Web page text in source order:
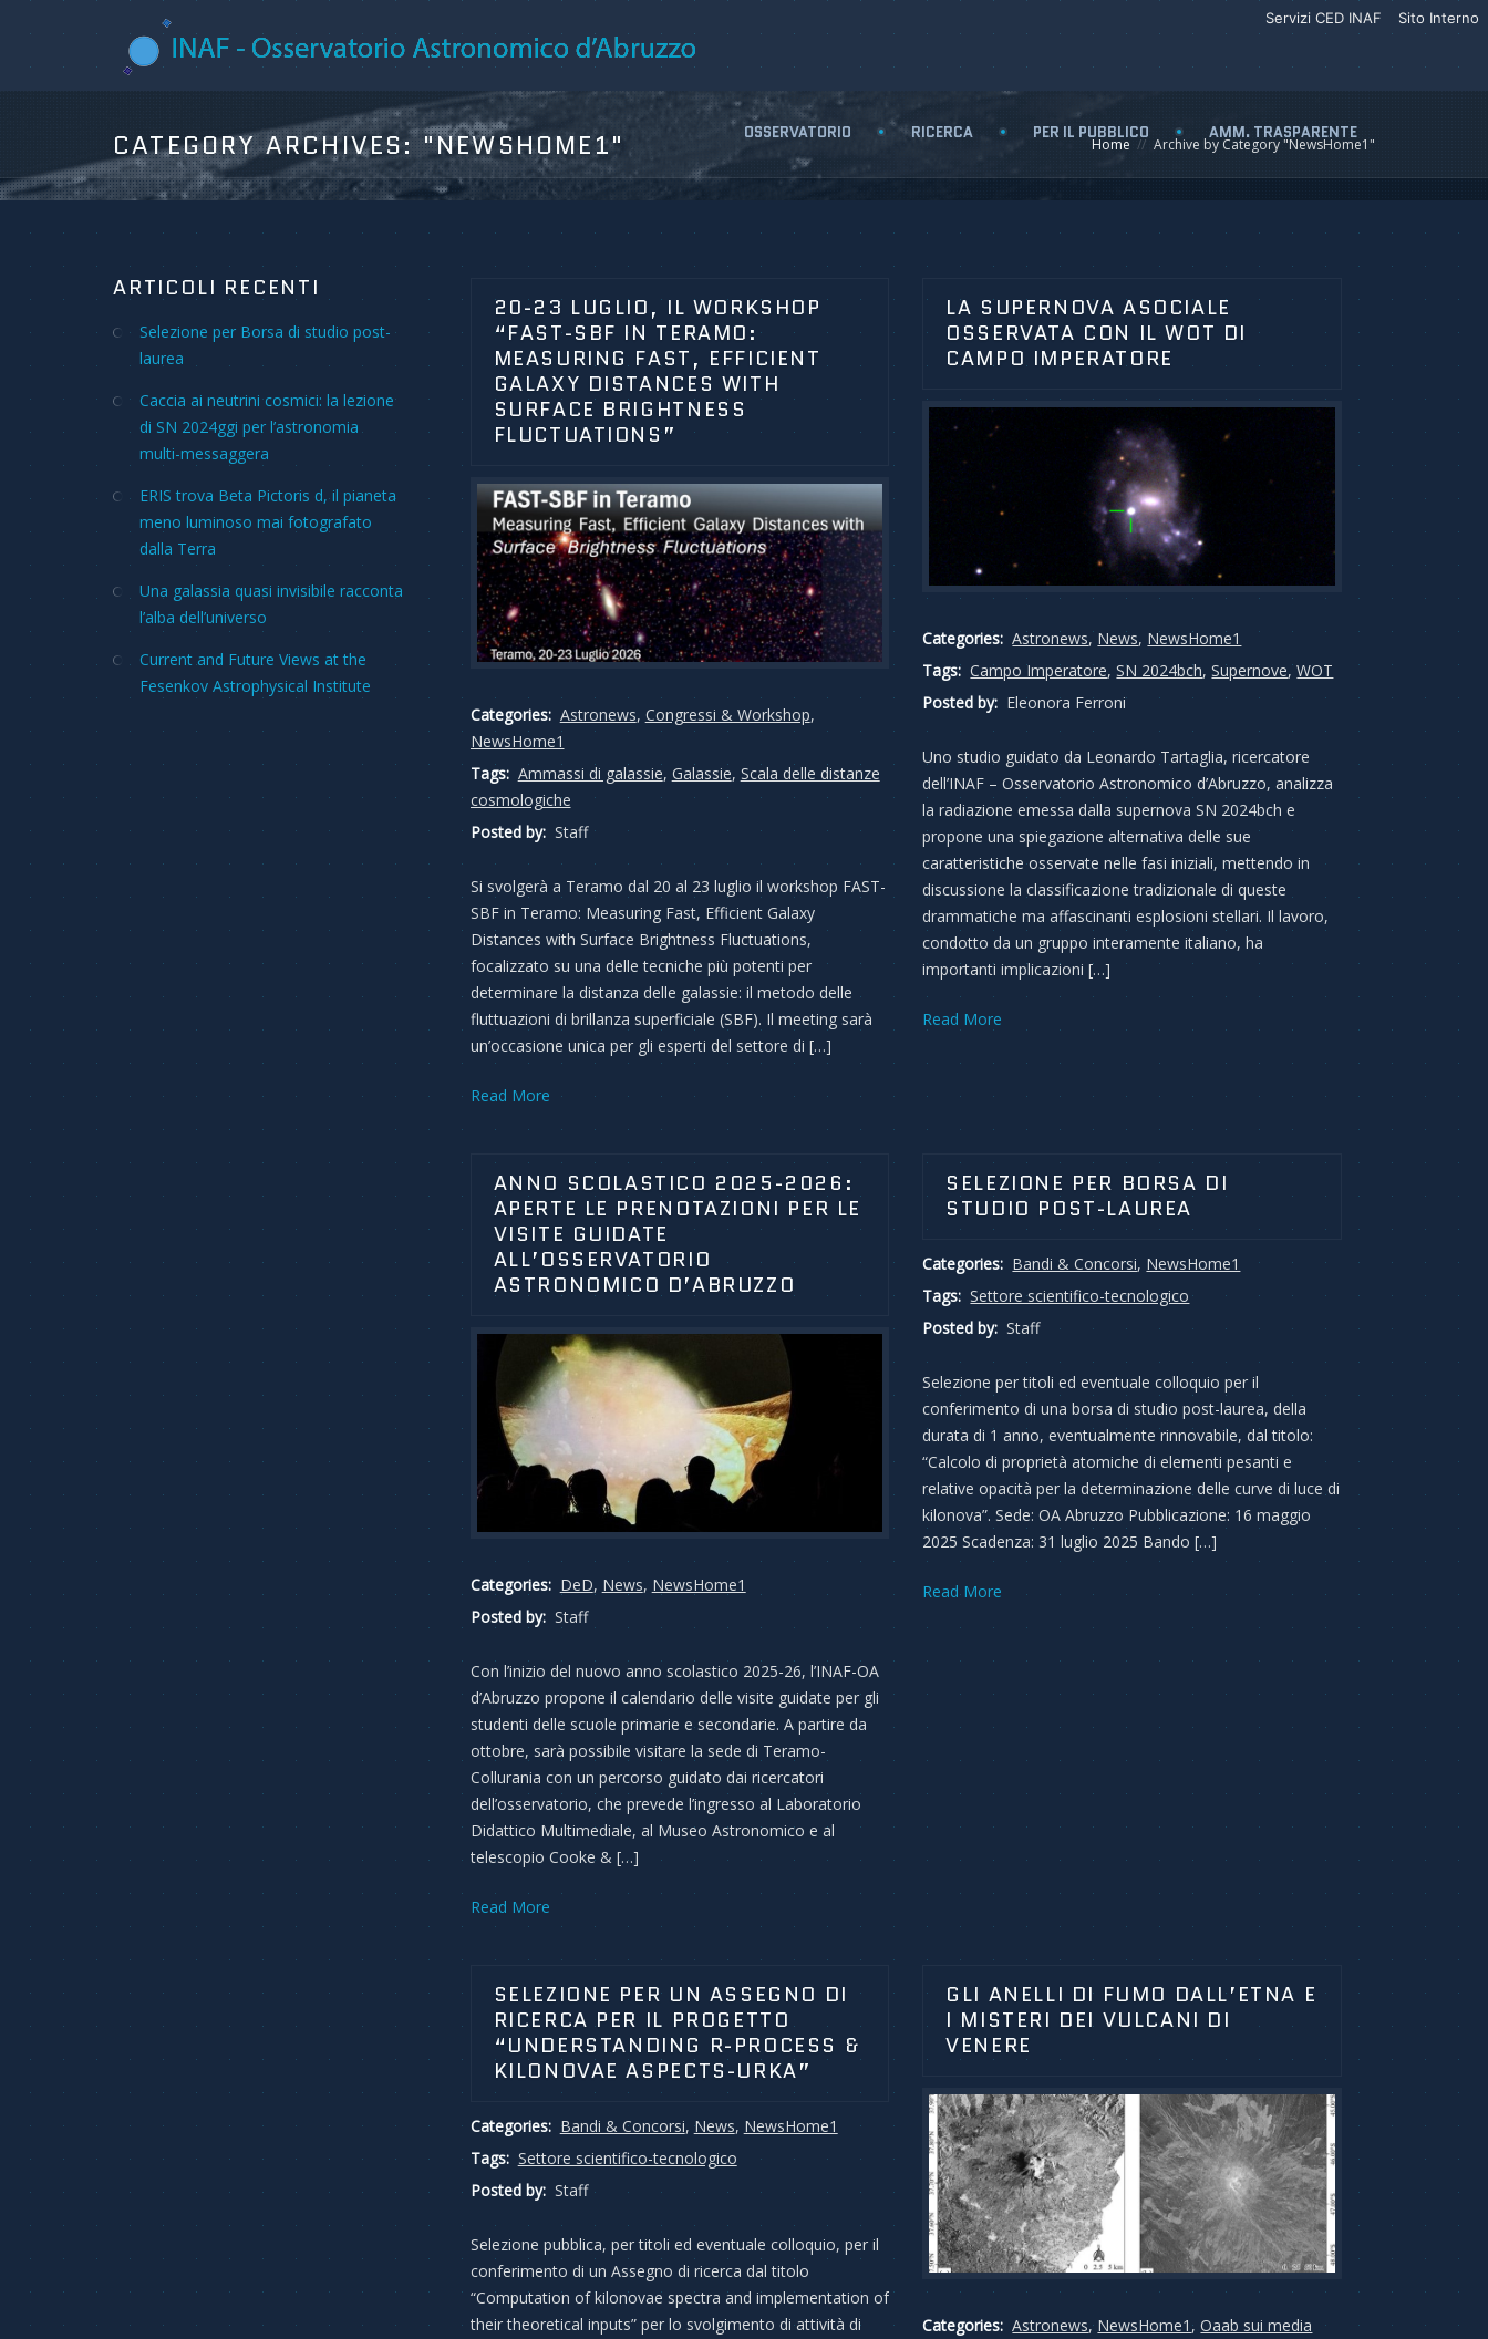
Sito Interno
Servizi CED INAF
OSSERVATORIO RICERCA PER IL PUBBLICO AMM. TRASPARENTE
CATEGORY ARCHIVES:"NEWSHOME1" Home Archive by Category "NewsHome1"
20-23 LUGLIO, IL WORKSHOP
“FAST-SBF IN TERAMO:
MEASURING FAST, EFFICIENT
GALAXY DISTANCES WITH
SURFACE BRIGHTNESS
FLUCTUATIONS”
Categories: Astronews, Congressi & Workshop,
NewsHome1
Tags: Ammassi di galassie, Galassie, Scala delle distanze
cosmologiche
Posted by: Staff
Si svolgerà a Teramo dal 20 al 23 luglio il workshop FAST-
SBF in Teramo: Measuring Fast, Efficient Galaxy
Distances with Surface Brightness Fluctuations,
focalizzato su una delle tecniche più potenti per
determinare la distanza delle galassie: il metodo delle
fluttuazioni di brillanza superficiale (SBF). Il meeting sarà
un’occasione unica per gli esperti del settore di […]
Read More
LA SUPERNOVA ASOCIALE
OSSERVATA CON IL WOT DI
CAMPO IMPERATORE
Categories: Astronews, News, NewsHome1
Tags: Campo Imperatore,SN 2024bch,Supernove,WOT
Posted by: Eleonora Ferroni
Uno studio guidato da Leonardo Tartaglia, ricercatore
dell’INAF – Osservatorio Astronomico d’Abruzzo, analizza
la radiazione emessa dalla supernova SN 2024bch e
propone una spiegazione alternativa delle sue
caratteristiche osservate nelle fasi iniziali, mettendo in
discussione la classificazione tradizionale di queste
drammatiche ma affascinanti esplosioni stellari. Il lavoro,
condotto da un gruppo interamente italiano, ha
importanti implicazioni […]
Read More
ANNO SCOLASTICO 2025-2026:
APERTE LE PRENOTAZIONI PER LE
VISITE GUIDATE
ALL’OSSERVATORIO
ASTRONOMICO D’ABRUZZO
Categories: DeD, News, NewsHome1
Posted by: Staff
Con l’inizio del nuovo anno scolastico 2025-26, l’INAF-OA
d’Abruzzo propone il calendario delle visite guidate per gli
studenti delle scuole primarie e secondarie. A partire da
ottobre, sarà possibile visitare la sede di Teramo-
Collurania con un percorso guidato dai ricercatori
dell’osservatorio, che prevede l’ingresso al Laboratorio
Didattico Multimediale, al Museo Astronomico e al
telescopio Cooke & […]
Read More
SELEZIONE PER BORSA DI
STUDIO POST-LAUREA
Categories: Bandi & Concorsi, NewsHome1
Tags: Settore scientifico-tecnologico
Posted by: Staff
Selezione per titoli ed eventuale colloquio per il
conferimento di una borsa di studio post-laurea, della
durata di 1 anno, eventualmente rinnovabile, dal titolo:
“Calcolo di proprietà atomiche di elementi pesanti e
relative opacità per la determinazione delle curve di luce di
kilonova”. Sede: OA Abruzzo Pubblicazione: 16 maggio
2025 Scadenza: 31 luglio 2025 Bando […]
Read More
SELEZIONE PER UN ASSEGNO DI
RICERCA PER IL PROGETTO
“UNDERSTANDING R-PROCESS &
KILONOVAE ASPECTS-URKA”
Categories: Bandi & Concorsi, News, NewsHome1
Tags: Settore scientifico-tecnologico
Posted by: Staff
Selezione pubblica, per titoli ed eventuale colloquio, per il
conferimento di un Assegno di ricerca dal titolo
“Computation of kilonovae spectra and implementation of
their theoretical inputs” per lo svolgimento di attività di
GLI ANELLI DI FUMO DALL’ETNA E
I MISTERI DEI VULCANI DI
VENERE
Categories: Astronews, NewsHome1 ,Oaab sui media
ARTICOLI RECENTI
Selezione per Borsa di studio post-
laurea
Caccia ai neutrini cosmici: la lezione
di SN 2024ggi per l’astronomia
multi-messaggera
ERIS trova Beta Pictoris d, il pianeta
meno luminoso mai fotografato
dalla Terra
Una galassia quasi invisibile racconta
l’alba dell’universo
Current and Future Views at the
Fesenkov Astrophysical Institute